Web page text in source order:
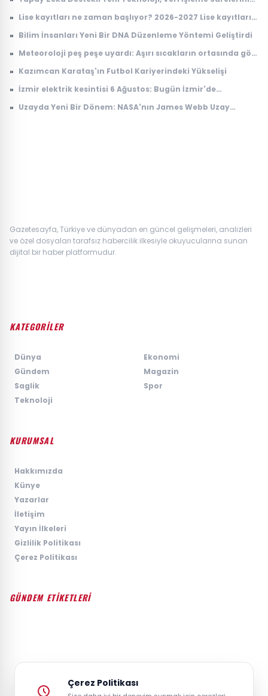
» Lise kayıtları ne zaman başlıyor? 2026-2027 Lise kayıtları
» Bilim İnsanları Yeni Bir DNA Düzenleme Yöntemi Geliştirdi
» Meteoroloji peş peşe uyardı: Aşırı sıcakların ortasında gök
» Kazımcan Karataş'ın Futbol Kariyerindeki Yükselişi
» İzmir elektrik kesintisi 6 Ağustos: Bugün İzmir'de
listesi duyuruldu
» Uzayda Yeni Bir Dönem: NASA'nın James Webb Uzay
Gazetesayfa, Türkiye ve dünyadan en güncel gelişmeleri, analizleri
ve özel dosyaları tarafsız habercilik ilkesiyle okuyucularına sunan
dijital bir haber platformudur.
KATEGORİLER
Dünya
Ekonomi
Gündem
Magazin
Saglik
Spor
Teknoloji
KURUMSAL
Hakkımızda
Künye
Yazarlar
İletişim
Yayın İlkeleri
Gizlilik Politikası
Çerez Politikası
GÜNDEM ETİKETLERİ
Çerez Politikası